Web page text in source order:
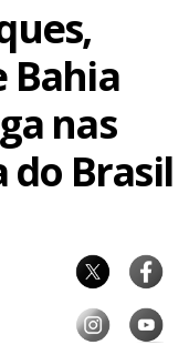
Bahia
nas
do Brasil